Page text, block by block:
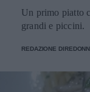
Un primo piatto
grandi e piccini.
REDAZIONE